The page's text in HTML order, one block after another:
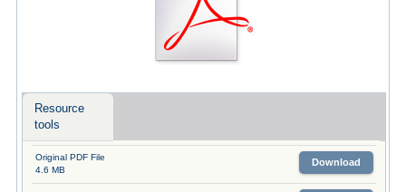
Resource
tools
Original PDF File
4.6 MB
Download